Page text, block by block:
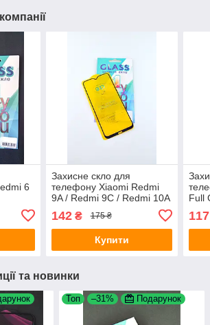
6
Захисне скло для
телефону Xiaomi Redmi
9A / Redmi 9C / Redmi 10A
/ Redmi A1 Full Glue 2.5D
(0.3mm) Black 4you
142₴ 175 ₴
Купити
Full
117
та новинки
Топ –31% Подарунок